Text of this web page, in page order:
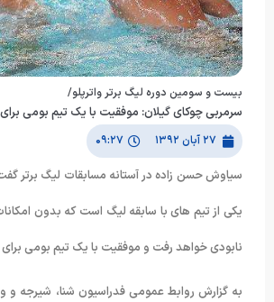
بیست و سومین دوره لیگ برتر واترپلو/
سرمربی چوکای گیلان: موفقیت با یک تیم بومی
۲۷ آبان ۱۳۹۲ ۰۹:۲۷
سیاوش حسن زاده در آستانه مسابقات لیگ برتر گفت:
یکی از تیم های با سابقه لیگ است که بدون
نابودی خواهد رفت و موفقیت با یک تیم بومی
به گزارش روابط عمومی فدراسیون شنا، شیرجه و